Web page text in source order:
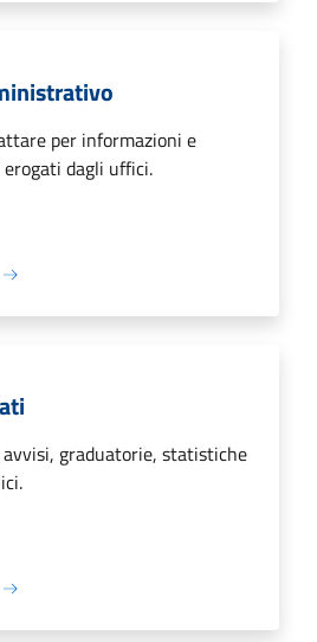
per informazioni e
dagli uffici.
avvisi, graduatorie, statistiche